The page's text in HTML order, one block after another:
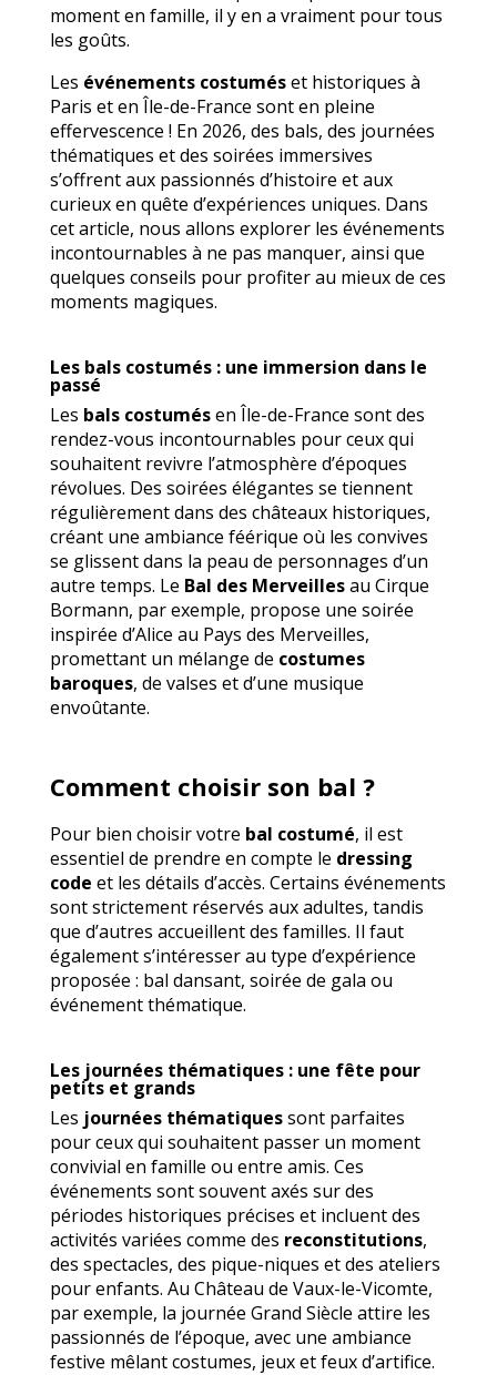
moment en famille, il y en a vraiment pour tous
les goûts.
Les événements costuméset historiques à
Paris et en Île-de-France sont en pleine
effervescence ! En 2026, des bals, des journées
thématiques et des soirées immersives
s’offrent aux passionnés d’histoire et aux
curieux en quête d’expériences uniques. Dans
cet article, nous allons explorer les événements
incontournables à ne pas manquer, ainsi que
quelques conseils pour profiter au mieux de ces
moments magiques.
Les bals costumés : une immersion dans le
passé
Les bals costumésen Île-de-France sont des
rendez-vous incontournables pour ceux qui
souhaitent revivre l’atmosphère d’époques
révolues. Des soirées élégantes se tiennent
régulièrement dans des châteaux historiques,
créant une ambiance féérique où les convives
se glissent dans la peau de personnages d’un
autre temps. Le Bal des Merveillesau Cirque
Bormann, par exemple, propose une soirée
inspirée d’Alice au Pays des Merveilles,
promettant un mélange de costumes
baroques, de valses et d’une musique
envoûtante.
Comment choisir son bal ?
Pour bien choisir votre bal costumé, il est
essentiel de prendre en compte le dressing
code et les détails d’accès. Certains événements
sont strictement réservés aux adultes, tandis
que d’autres accueillent des familles. Il faut
également s’intéresser au type d’expérience
proposée : bal dansant, soirée de gala ou
événement thématique.
Les journées thématiques : une fête pour
petits et grands
Les journées thématiquessont parfaites
pour ceux qui souhaitent passer un moment
convivial en famille ou entre amis. Ces
événements sont souvent axés sur des
périodes historiques précises et incluent des
activités variées comme des reconstitutions,
des spectacles, des pique-niques et des ateliers
pour enfants. Au Château de Vaux-le-Vicomte,
par exemple, la journée Grand Siècle attire les
passionnés de l’époque, avec une ambiance
festive mêlant costumes, jeux et feux d’artifice.